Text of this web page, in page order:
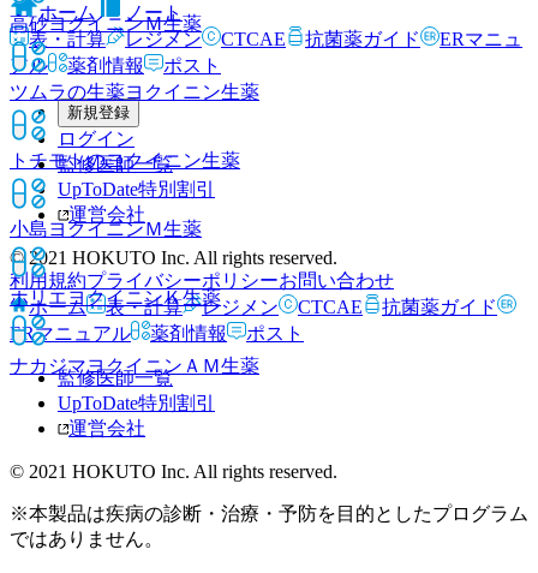
高砂ヨクイニンＭ生薬
ツムラの生薬ヨクイニン生薬
トチモトのヨクイニン生薬
小島ヨクイニンＭ生薬
ホリエヨクイニンＫ生薬
ナカジマヨクイニンＡＭ生薬
ホーム
ノート
表・計算
レジメン CTCAE 抗菌薬ガイド
ERマニュ
アル
薬剤情報 ポスト
新規登録
ログイン
監修医師一覧
UpToDate特別割引
運営会社
© 2021 HOKUTO Inc. All rights reserved.
利用規約プライバシーポリシーお問い合わせ
ホーム
表・計算 レジメン CTCAE
抗菌薬ガイド
ERマニュアル
薬剤情報 ポスト
監修医師一覧
UpToDate特別割引
運営会社
© 2021 HOKUTO Inc. All rights reserved.
※本製品は疾病の診断・治療・予防を目的としたプログラム
ではありません。